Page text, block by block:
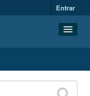
Entrar